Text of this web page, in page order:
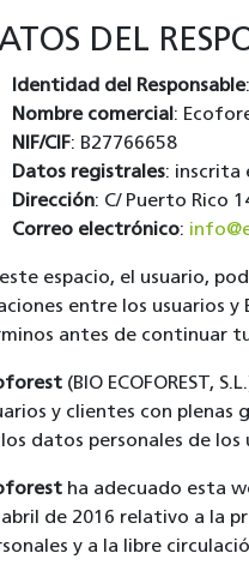
DEL
Identidad del Responsable
Nombre comercial :
NIF/CIF: B27766658
Datos registrales: inscrita
Dirección: C/ Puerto Rico
Correo electrónico:
este espacio, el usuario,
entre los usuarios
antes de continuar
(BIO ECOFOREST,
y clientes con plenas
datos personales de los
ha adecuado esta
de 2016 relativo a la
y a la libre